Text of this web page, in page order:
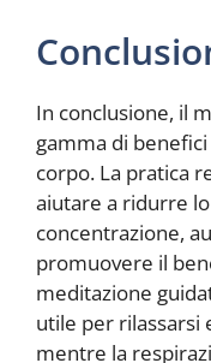
In conclusione, il
gamma di
corpo. La pratica
aiutare a ridurre
concentrazione,
promuovere il
meditazione
utile per rilassarsi
mentre la